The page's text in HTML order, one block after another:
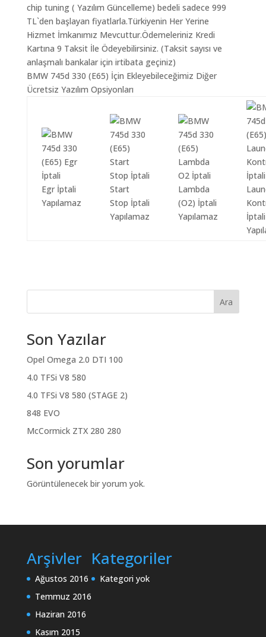
chip tuning ( Yazılım Güncelleme) bedeli sadece 999
TL`den başlayan fiyatlarla.Türkiyenin Her Yerine
Hizmet İmkanımız Mevcuttur.Ödemeleriniz Kredi
Kartına 9 Taksit İle Ödeyebilirsiniz. (Taksit sayısı ve
anlaşmalı bankalar için irtibata geçiniz)
BMW 745d 330 (E65) İçin Ekleyebileceğimiz Diğer
Ücretsiz Yazılım Opsiyonları
Egr İptali
Yapılamaz
Start
Stop İptali
Yapılamaz
Lambda
(O2) İptali
Yapılamaz
İptali
Ara
Son Yazılar
Opel Omega 2.0 DTI 100
4.0 TFSi V8 580
4.0 TFSi V8 580 (STAGE 2)
848 EVO
McCormick ZTX 280 280
Son yorumlar
Görüntülenecek bir yorum yok.
Arşivler
Ağustos 2016
Temmuz 2016
Haziran 2016
Kasım 2015
Kategoriler
Kategori yok